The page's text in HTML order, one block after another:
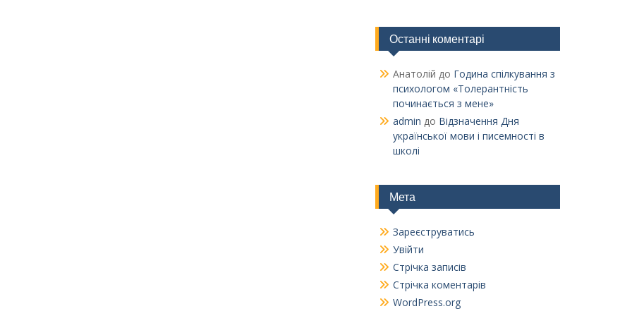
Останні коментарі
Анатолій до Година спілкування з
психологом «Толерантність
починається з мене»
admin до Відзначення Дня
української мови і писемності в
школі
Мета
Зареєструватись
Увійти
Стрічка записів
Стрічка коментарів
WordPress.org